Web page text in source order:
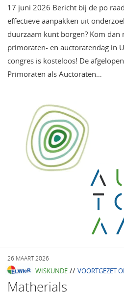
17 juni 2026 Bericht bij de po
effectieve aanpakken uit
duurzaam kunt borgen? Kom dan
primoraten- en auctoratendag in
congres is kosteloos! De
Primoraten als Auctoraten…
26 MAART 2026
WISKUNDE //VOORTGEZET
Matherials